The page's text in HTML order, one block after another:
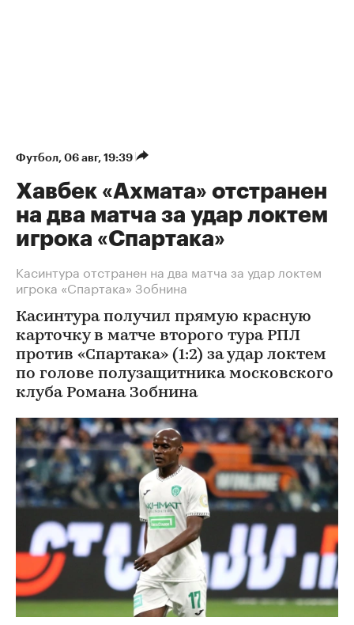
Футбол⁠, 06 авг, 19:39
Хавбек «Ахмата» отстранен
на два матча за удар локтем
игрока «Спартака»
Касинтура отстранен на два матча за удар локтем
игрока «Спартака» Зобнина
Касинтура получил прямую красную
карточку в матче второго тура РПЛ
против «Спартака» (1:2) за удар локтем
по голове полузащитника московского
клуба Романа Зобнина